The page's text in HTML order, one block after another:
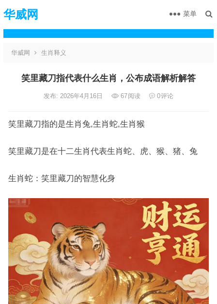
华威网 菜单
华威网 生肖释义
笑里藏刀指代表什么生肖，公布成语解析解答
发布: 2026年4月16日 67阅读 0评论
笑里藏刀指的是生肖兔,生肖蛇,生肖猴
笑里藏刀是在十二生肖代表生肖蛇、虎、猴、猪、兔
生肖蛇：笑里藏刀的智慧化身